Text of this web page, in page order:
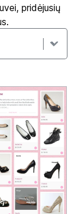
pridėjusių